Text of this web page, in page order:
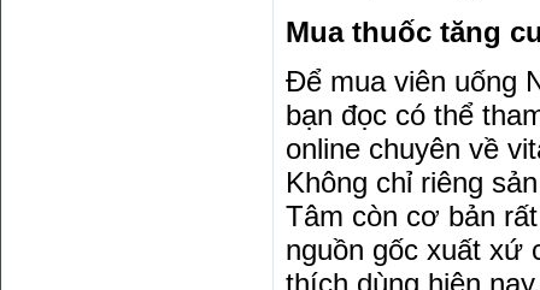
Mua thuốc tăng
Để mua viên uống
bạn đọc có thể
online chuyên về
Không chỉ riêng
Tâm còn cơ bản
nguồn gốc xuất xứ
thích dùng hiện